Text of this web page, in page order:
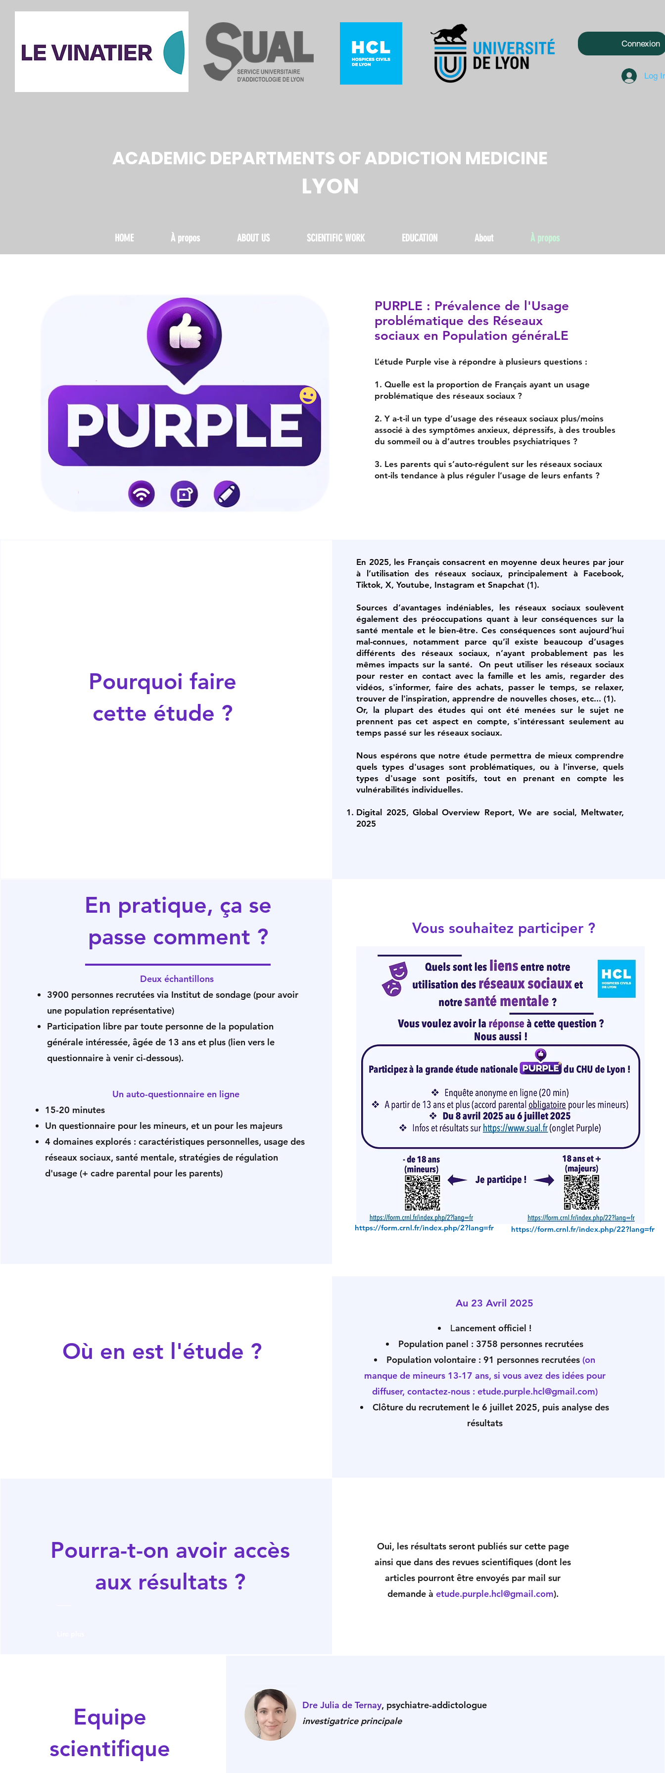
Connexion
Log
ACADEMIC DEPARTMENTS OFADDICTION MEDICINE
LYON
HOME À propos ABOUT US SCIENTIFIC WORK EDUCATION About À propos
PURPLE : Prévalence de l'Usage
problématique des Réseaux
sociaux en Population généraLE
L’étude Purple vise à répondre à plusieurs questions :
1. Quelle est la proportion de Français ayant un usage
problématique des réseaux sociaux ?
2. Y a-t-il un type d’usage des réseaux sociaux plus/moins
associé à des symptômes anxieux, dépressifs, à des troubles
du sommeil ou à d’autres troubles psychiatriques ?
3. Les parents qui s’auto-régulent sur les réseaux sociaux
ont-ils tendance à plus réguler l’usage de leurs enfants ?
Pourquoi faire
cette étude ?
En 2025, les Français consacrent en moyenne deux heures par jour
à l’utilisation des réseaux sociaux, principalement à Facebook,
Tiktok, X, Youtube, Instagram et Snapchat (1).
Sources d’avantages indéniables, les réseaux sociaux soulèvent
également des préoccupations quant à leur conséquences sur la
santé mentale et le bien-être. Ces conséquences sont aujourd’hui
mal-connues, notamment parce qu’il existe beaucoup d’usages
différents des réseaux sociaux, n’ayant probablement pas les
mêmes impacts sur la santé. ​On peut utiliser les réseaux sociaux
pour rester en contact avec la famille et les amis, regarder des
vidéos, s'informer, faire des achats, passer le temps, se relaxer,
trouver de l'inspiration, apprendre de nouvelles choses, etc... (1).
Or, la plupart des études qui ont été menées sur le sujet ne
prennent pas cet aspect en compte, s'intéressant seulement au
temps passé sur les réseaux sociaux.
Nous espérons que notre étude permettra de mieux comprendre
quels types d'usages sont problématiques, ou à l'inverse, quels
types d'usage sont positifs, tout en prenant en compte les
vulnérabilités individuelles.
Digital 2025, Global Overview Report, We are social, Meltwater,
2025
En pratique, ça se
passe comment ?
Deux échantillons
3900 personnes recrutées via Institut de sondage (pour avoir
une population représentative)
Participation libre par toute personne de la population
générale intéressée, âgée de 13 ans et plus (lien vers le
questionnaire à venir ci-dessous).
Un auto-questionnaire en ligne
15-20 minutes
Un questionnaire pour les mineurs, et un pour les majeurs
4 domaines explorés : caractéristiques personnelles, usage des
réseaux sociaux, santé mentale, stratégies de régulation
d'usage (+cadre parental pour les parents)
Vous souhaitez participer ?
https://form.crnl.fr/index.php/2?lang=fr https://form.crnl.fr/index.php/22?lang=fr
Où en est l'étude ?
Au 23 Avril 2025
Lancement officiel !
Population panel : 3758 personnes recrutées
Population volontaire : 91 personnes recrutées (on
manque de mineurs 13-17 ans, si vous avez des idées pour
diffuser, contactez-nous : etude.purple.hcl@gmail.com)
Clôture du recrutement le 6 juillet 2025, puis analyse des
résultats
Pourra-t-on avoir accès
aux résultats ?
Oui, les résultats seront publiés sur cette page
ainsi que dans des revues scientifiques (dont les
articles pourront être envoyés par mail sur
demande à etude.purple.hcl@gmail.com).
Equipe
scientifique
Dre Julia de Ternay, psychiatre-addictologue
investigatrice principale